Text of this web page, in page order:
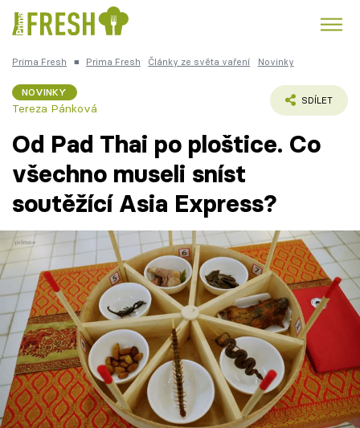
Česká kuchyně
Témata
Recepty
Články
TV Program
Škola vaření
Recepty z TV
Prima Fresh ■ Prima Fresh Články ze světa vaření Novinky
NOVINKY
Tereza Pánková
SDÍLET
Od Pad Thai po ploštice. Co
všechno museli sníst
soutěžící Asia Express?